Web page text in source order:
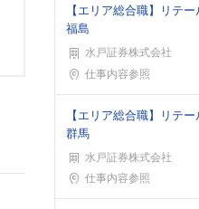
【エリア総合職】リテ
福島
水戸証券株式会社
勤務地仕事内容参照
【エリア総合職】リテ
群馬
水戸証券株式会社
勤務地仕事内容参照